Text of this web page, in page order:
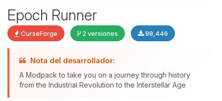
Epoch Runner
CurseForge 2 versiones 98,446
Nota del desarrollador:
A Modpack to take you on a journey through history
from the Industrial Revolution to the Interstellar Age
hablar! Soy Choupy, tu pequeno
asistente de BoxToPlay. Cuentame